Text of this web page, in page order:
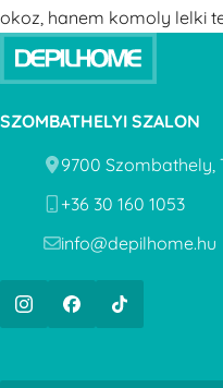
okoz, hanem komoly lelki
SZOMBATHELYI SZALON
Cím
9700 Szombathely,
Telefon
+36 30 160 1053
E-mail
info@depilhome.hu